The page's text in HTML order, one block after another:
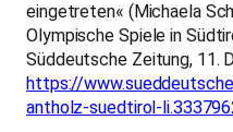
eingetreten« (Michaela
Olympische Spiele in
Süddeutsche Zeitung, 11.
https://
antholz-suedtirol-